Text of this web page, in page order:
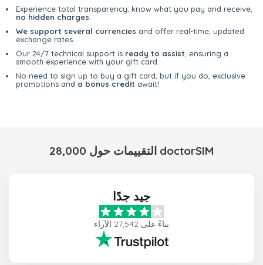
Experience total transparency; know what you pay and receive,
no hidden charges
We support several currencies and offer real-time, updated
exchange rates.
Our 24/7 technical support is ready to assist , ensuring a
smooth experience with your gift card.
No need to sign up to buy a gift card, but if you do, exclusive
promotions and a bonus credit await!
28,000 التقييمات حول doctorSIM
جيد جدًا
بناءً على 27,542 الآراء